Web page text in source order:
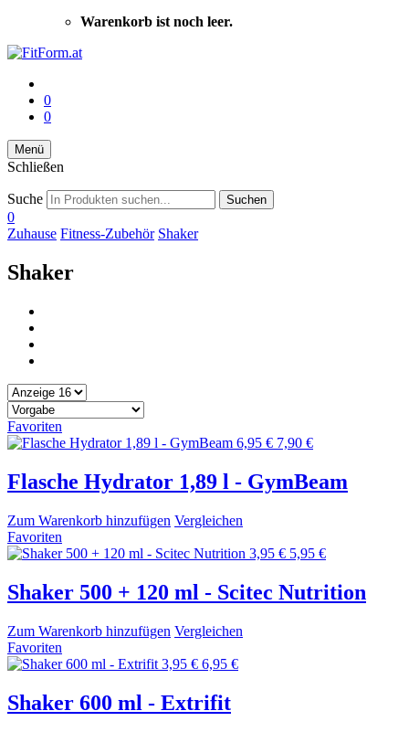
Warenkorb ist noch leer.
0
0
Menü
Schließen
Suche Suchen
0
Zuhause Fitness-Zubehör Shaker
Shaker
Favoriten
6,95 € 7,90 €
Flasche Hydrator 1,89 l - GymBeam
Zum Warenkorb hinzufügen Vergleichen
Favoriten
3,95 € 5,95 €
Shaker 500 + 120 ml - Scitec Nutrition
Zum Warenkorb hinzufügen Vergleichen
Favoriten
3,95 € 6,95 €
Shaker 600 ml - Extrifit